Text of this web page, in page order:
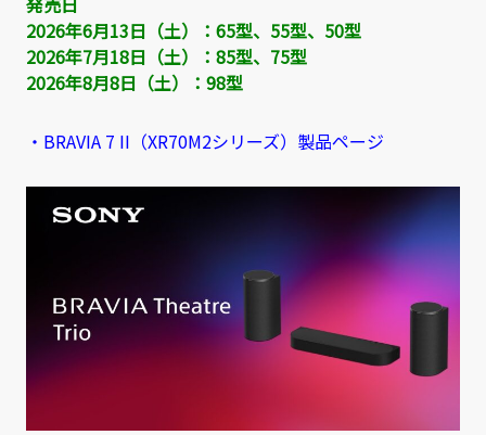
2026年6月13日（土）：65型、55型、50型
2026年7月18日（土）：85型、75型
2026年8月8日（土）：98型
・BRAVIA 7 II（XR70M2シリーズ）製品ページ